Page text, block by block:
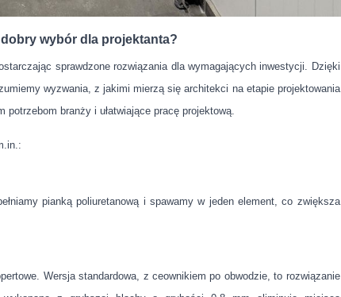
wybór dla projektanta?
sprawdzone rozwiązania dla wymagających inwestycji. Dzięki
wyzwania, z jakimi mierzą się architekci na etapie projektowania
branży i ułatwiające pracę projektową.
pianką poliuretanową i spawamy w jeden element, co zwiększa
Wersja standardowa, z ceownikiem po obwodzie, to rozwiązanie